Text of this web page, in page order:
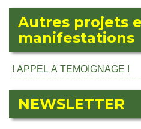
Autres projets
manifestations
! APPEL A TEMOIGNAGE !
NEWSLETTER